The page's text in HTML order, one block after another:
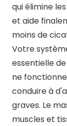
qui élimine
et aide
moins de
Votre
essentielle
ne
conduire à
graves. Le
muscles et